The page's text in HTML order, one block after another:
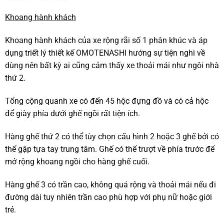
Khoang hành khách
Khoang hành khách của xe rộng rãi số 1 phân khúc và áp
dụng triết lý thiết kế OMOTENASHI hướng sự tiện nghi về
dùng nên bất kỳ ai cũng cảm thấy xe thoải mái như ngôi nhà
thứ 2.
Tổng cộng quanh xe có đến 45 hộc đựng đồ và có cả hộc
để giày phía dưới ghế ngồi rất tiện ích.
Hàng ghế thứ 2 có thể tùy chọn cấu hình 2 hoặc 3 ghế bởi có
thể gập tựa tay trung tâm. Ghế có thể trượt về phía trước để
mở rộng khoang ngồi cho hàng ghế cuối.
Hàng ghế 3 có trần cao, không quá rộng và thoải mái nếu đi
đường dài tuy nhiên trần cao phù hợp với phụ nữ hoặc giới
trẻ.